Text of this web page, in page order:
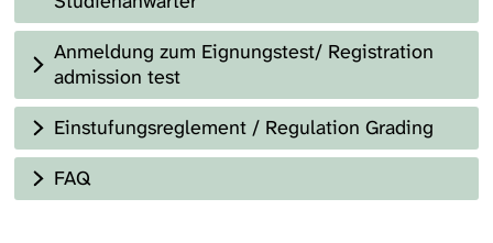
Anmeldung zum Eignungstest/ Registration
admission test
Einstufungsreglement / Regulation Grading
FAQ